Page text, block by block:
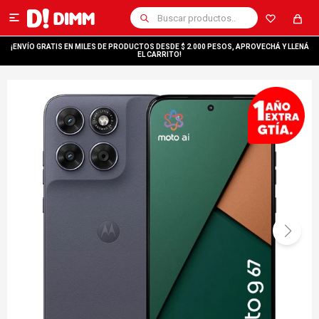

¡ENVÍO GRATIS EN MILES DE PRODUCTOS DESDE $ 2.000 PESOS, APROVECHÁ Y LLENÁ
EL CARRITO!